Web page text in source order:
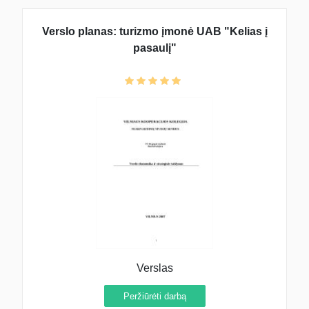
Verslo planas: turizmo įmonė UAB "Kelias į
pasaulį"
Verslas
Peržiūrėti darbą